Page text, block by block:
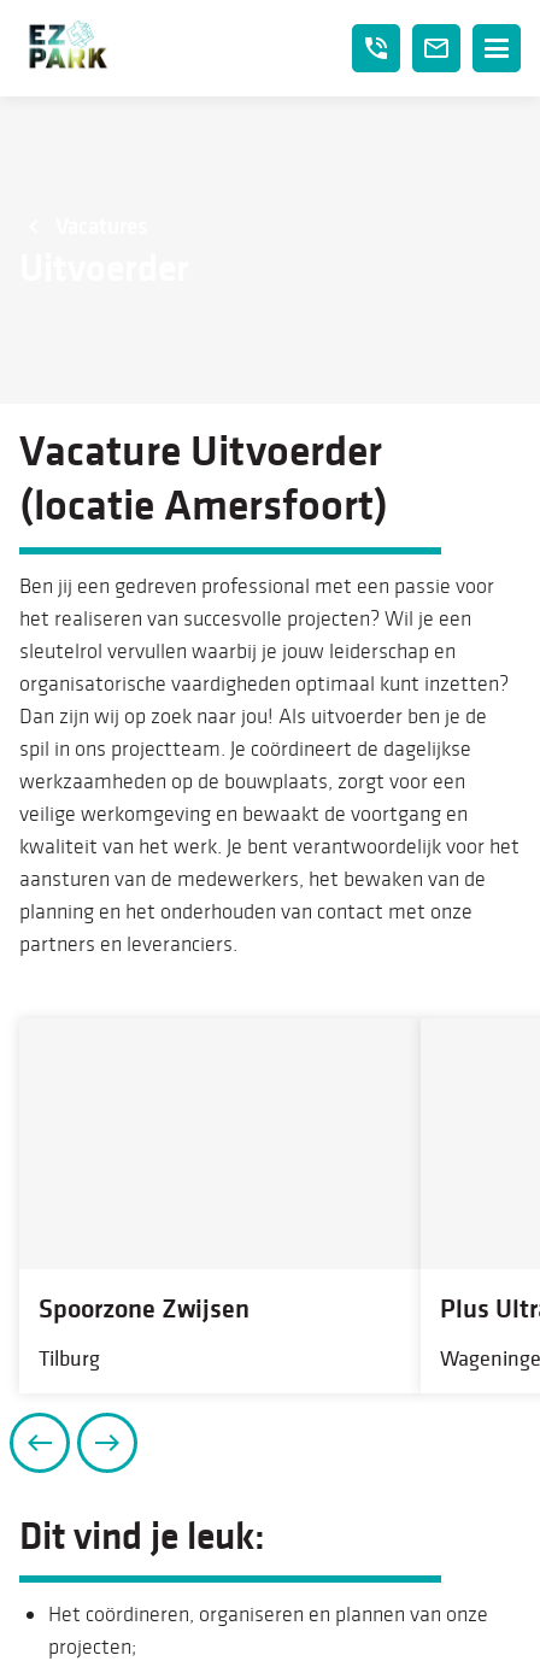
phone_in_talk mail_outline
Vacature Uitvoerder
(locatie Amersfoort)
Ben jij een gedreven professional met een passie voor
het realiseren van succesvolle projecten? Wil je een
sleutelrol vervullen waarbij je jouw leiderschap en
organisatorische vaardigheden optimaal kunt inzetten?
Dan zijn wij op zoek naar jou! Als uitvoerder ben je de
spil in ons projectteam. Je coördineert de dagelijkse
werkzaamheden op de bouwplaats, zorgt voor een
veilige werkomgeving en bewaakt de voortgang en
kwaliteit van het werk. Je bent verantwoordelijk voor het
aansturen van de medewerkers, het bewaken van de
planning en het onderhouden van contact met onze
partners en leveranciers.
Spoorzone Zwijsen
Tilburg
Plus
Dit vind je leuk:
Het coördineren, organiseren en plannen van onze
projecten;